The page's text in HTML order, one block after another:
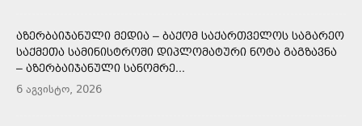
ᲐᲖᲔᲠᲑᲐᲘᲯᲐᲜᲣᲚᲘ ᲛᲔᲓᲘᲐ – ᲑᲐᲥᲝᲛ ᲡᲐᲥᲐᲠᲗᲕᲔᲚᲝᲡ ᲡᲐᲒᲐᲠᲔᲝ
ᲡᲐᲥᲛᲔᲗᲐ ᲡᲐᲛᲘᲜᲘᲡᲢᲠᲝᲨᲘ ᲓᲘᲞᲚᲝᲛᲐᲢᲣᲠᲘ ᲜᲝᲢᲐ ᲒᲐᲒᲖᲐᲕᲜᲐ
– ᲐᲖᲔᲠᲑᲐᲘᲯᲐᲜᲣᲚᲘ ᲡᲐᲜᲝᲛᲠᲔ...
6 აგვისტო, 2026